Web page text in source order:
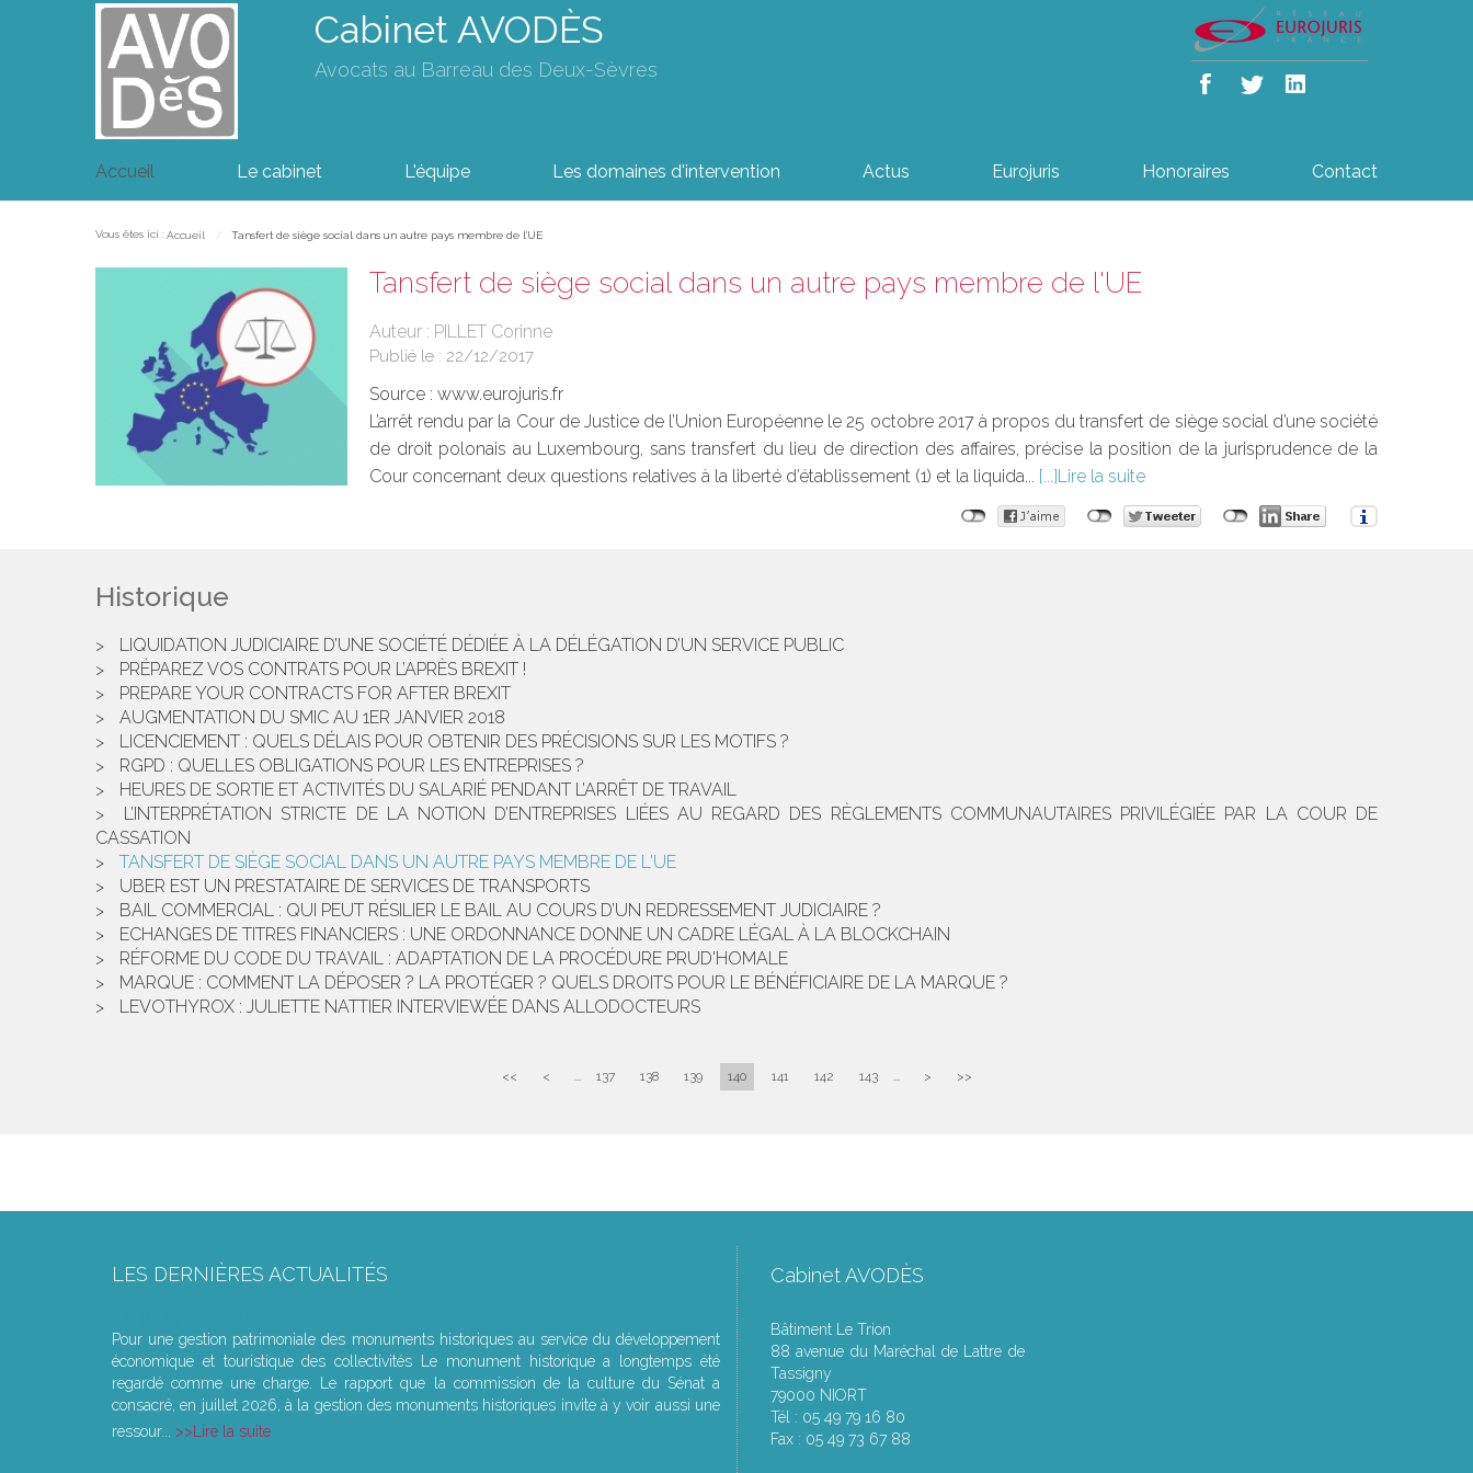
Cabinet AVODÈS
Avocats au Barreau des Deux-Sèvres
Accueil Le cabinet L'équipe Les domaines d'intervention Actus Eurojuris Honoraires Contact
Vous êtes ici : Accueil Tansfert de siège social dans un autre pays membre de l'UE
Tansfert de siège social dans un autre pays membre de l'UE
Auteur : PILLET Corinne
Publié le : 22/12/2017
Source : www.eurojuris.fr
L’arrêt rendu par la Cour de Justice de l’Union Européenne le 25 octobre 2017 à propos du transfert de siège social d’une société
de droit polonais au Luxembourg, sans transfert du lieu de direction des affaires, précise la position de la jurisprudence de la
Cour concernant deux questions relatives à la liberté d’établissement (1) et la liquida...
Lire la suite
Historique
LIQUIDATION JUDICIAIRE D’UNE SOCIÉTÉ DÉDIÉE À LA DÉLÉGATION D’UN SERVICE PUBLIC
PRÉPAREZ VOS CONTRATS POUR L’APRÈS BREXIT !
PREPARE YOUR CONTRACTS FOR AFTER BREXIT
AUGMENTATION DU SMIC AU 1ER JANVIER 2018
LICENCIEMENT : QUELS DÉLAIS POUR OBTENIR DES PRÉCISIONS SUR LES MOTIFS ?
RGPD : QUELLES OBLIGATIONS POUR LES ENTREPRISES ?
HEURES DE SORTIE ET ACTIVITÉS DU SALARIÉ PENDANT L’ARRÊT DE TRAVAIL
L’INTERPRÉTATION STRICTE DE LA NOTION D’ENTREPRISES LIÉES AU REGARD DES RÈGLEMENTS COMMUNAUTAIRES PRIVILÉGIÉE PAR LA COUR DE
CASSATION
TANSFERT DE SIÈGE SOCIAL DANS UN AUTRE PAYS MEMBRE DE L'UE
UBER EST UN PRESTATAIRE DE SERVICES DE TRANSPORTS
BAIL COMMERCIAL : QUI PEUT RÉSILIER LE BAIL AU COURS D’UN REDRESSEMENT JUDICIAIRE ?
ECHANGES DE TITRES FINANCIERS : UNE ORDONNANCE DONNE UN CADRE LÉGAL À LA BLOCKCHAIN
RÉFORME DU CODE DU TRAVAIL : ADAPTATION DE LA PROCÉDURE PRUD'HOMALE
MARQUE : COMMENT LA DÉPOSER ? LA PROTÉGER ? QUELS DROITS POUR LE BÉNÉFICIAIRE DE LA MARQUE ?
LEVOTHYROX : JULIETTE NATTIER INTERVIEWÉE DANS ALLODOCTEURS
<< < ... 137 138 139 140 141 142 143 ... > >>
LES DERNIÈRES ACTUALITÉS
Pour une gestion patrimoniale des monuments historiques au service du développement
économique et touristique des collectivités Le monument historique a longtemps été
regardé comme une charge. Le rapport que la commission de la culture du Sénat a
consacré, en juillet 2026, à la gestion des monuments historiques invite à y voir aussi une
ressour...
Lire la suite
Cabinet AVODÈS
Bâtiment Le Trion
88 avenue du Maréchal de Lattre de
Tassigny
79000 NIORT
Tél : 05 49 79 16 80
Fax : 05 49 73 67 88